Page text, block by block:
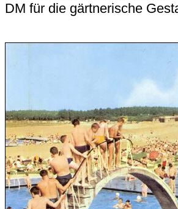
DM für die gärtnerische